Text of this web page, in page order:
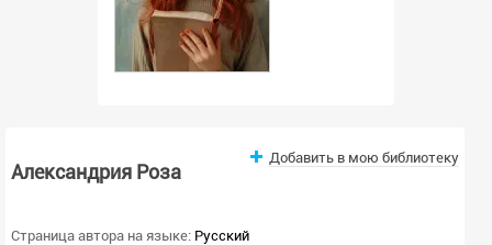
Александрия Роза
Добавить в мою библиотеку
Страница автора на языке: Русский